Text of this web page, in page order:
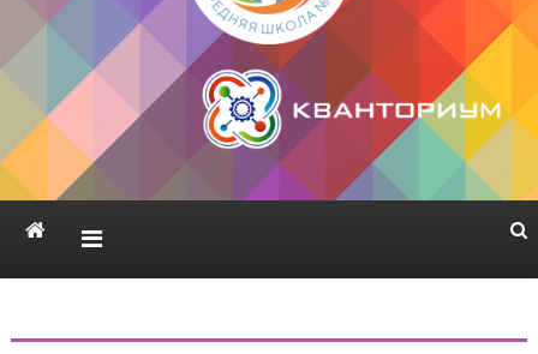
Официальный сайт МБОУ
«Школа №75»